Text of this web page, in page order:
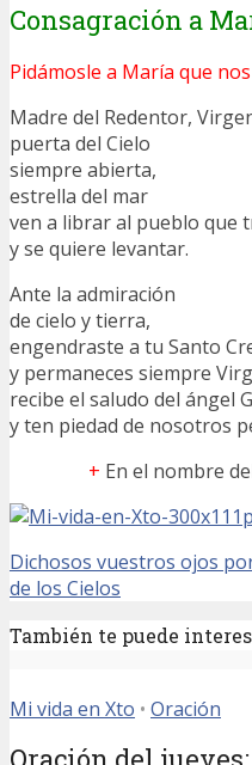
Consagración a
Pidámosle a María que
Madre del Redentor,
puerta del Cielo
siempre abierta,
estrella del mar
ven a librar al pueblo que
y se quiere levantar.
Ante la admiración
de cielo y tierra,
engendraste a tu Santo
y permaneces siempre
recibe el saludo del ángel
y ten piedad de nosotros
+ En el nombre
Dichosos vuestros ojos
de los Cielos
También te puede
Mi vida en Xto • Oración